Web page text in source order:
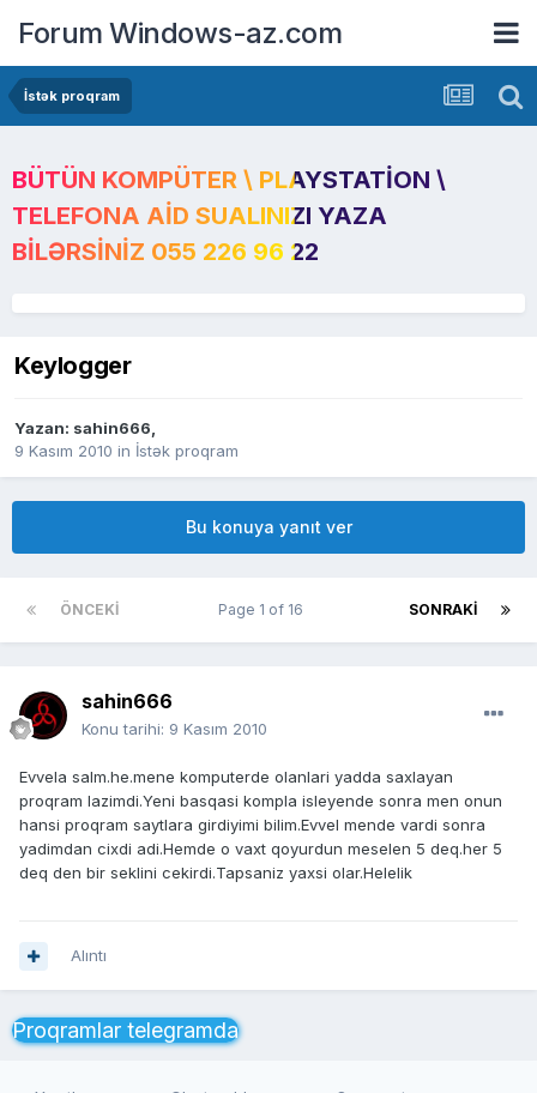
Forum Windows-az.com
İstək proqram
BÜTÜN KOMPÜTER \ PLAYSTATION \
TELEFONA AID SUALINIZI YAZA
BILƏRSINIZ 055 226 96 22
Keylogger
Yazan: sahin666,
9 Kasım 2010 in İstək proqram
Bu konuya yanıt ver
ÖNCEKI SONRAKI
Page 1 of 16
sahin666
Konu tarihi: 9 Kasım 2010
Evvela salm.he.mene komputerde olanlari yadda saxlayan
proqram lazimdi.Yeni basqasi kompla isleyende sonra men onun
hansi proqram saytlara girdiyimi bilim.Evvel mende vardi sonra
yadimdan cixdi adi.Hemde o vaxt qoyurdun meselen 5 deq.her 5
deq den bir seklini cekirdi.Tapsaniz yaxsi olar.Helelik
Alıntı
Proqramlar telegramda